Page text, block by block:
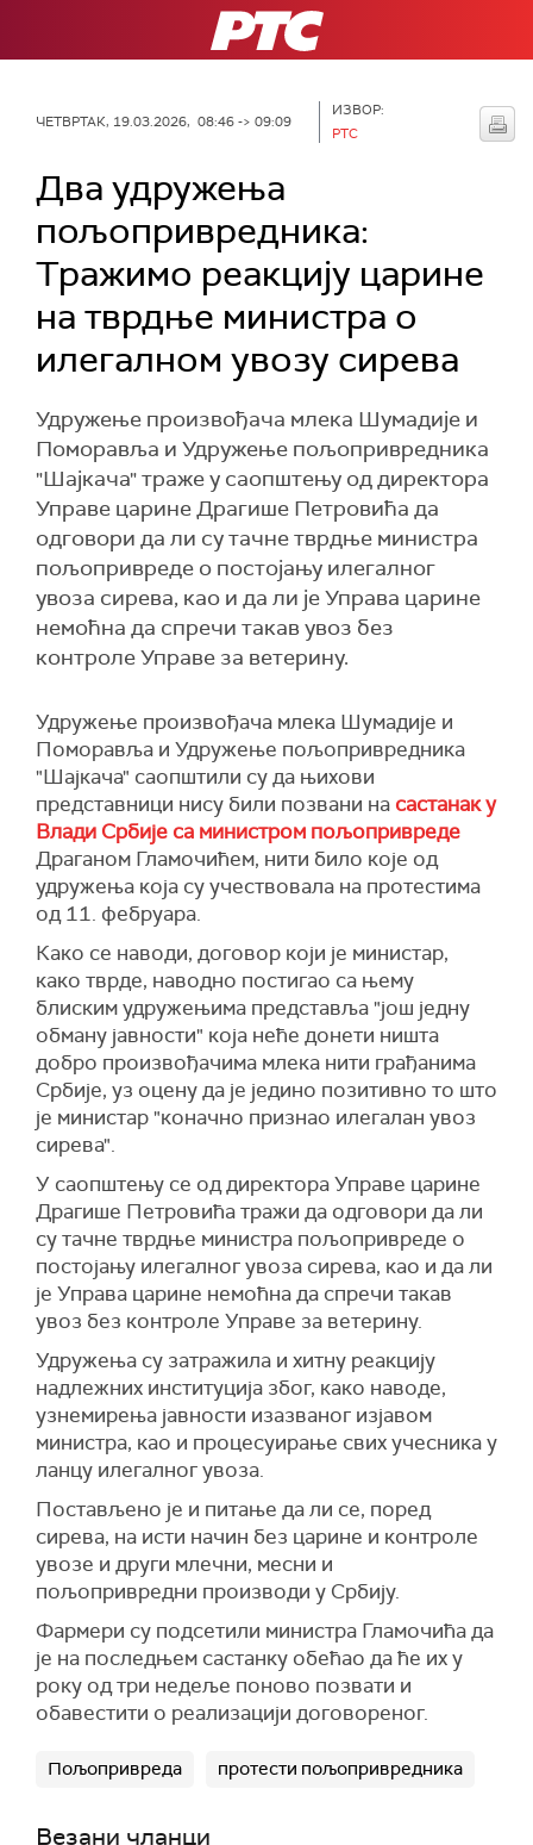
РТС
ЧЕТВРТАК, 19.03.2026, 08:46 -> 09:09
ИЗВОР:
РТС
Два удружења
пољопривредника:
Тражимо реакцију царине
на тврдње министра о
илегалном увозу сирева
Удружење произвођача млека Шумадије и
Поморавља и Удружење пољопривредника
"Шајкача" траже у саопштењу од директора
Управе царине Драгише Петровића да
одговори да ли су тачне тврдње министра
пољопривреде о постојању илегалног
увоза сирева, као и да ли је Управа царине
немоћна да спречи такав увоз без
контроле Управе за ветерину.
Удружење произвођача млека Шумадије и
Поморавља и Удружење пољопривредника
"Шајкача" саопштили су да њихови
представници нису били позвани на састанак у
Влади Србије са министром пољопривреде
Драганом Гламочићем, нити било које од
удружења која су учествовала на протестима
од 11. фебруара.
Како се наводи, договор који је министар,
како тврде, наводно постигао са њему
блиским удружењима представља "још једну
обману јавности" која неће донети ништа
добро произвођачима млека нити грађанима
Србије, уз оцену да је једино позитивно то што
је министар "коначно признао илегалан увоз
сирева".
У саопштењу се од директора Управе царине
Драгише Петровића тражи да одговори да ли
су тачне тврдње министра пољопривреде о
постојању илегалног увоза сирева, као и да ли
је Управа царине немоћна да спречи такав
увоз без контроле Управе за ветерину.
Удружења су затражила и хитну реакцију
надлежних институција због, како наводе,
узнемирења јавности изазваног изјавом
министра, као и процесуирање свих учесника у
ланцу илегалног увоза.
Постављено је и питање да ли се, поред
сирева, на исти начин без царине и контроле
увозе и други млечни, месни и
пољопривредни производи у Србију.
Фармери су подсетили министра Гламочића да
је на последњем састанку обећао да ће их у
року од три недеље поново позвати и
обавестити о реализацији договореног.
Пољопривреда протести пољопривредника
Везани чланци